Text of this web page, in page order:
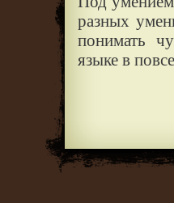
разных
понимать
языке в